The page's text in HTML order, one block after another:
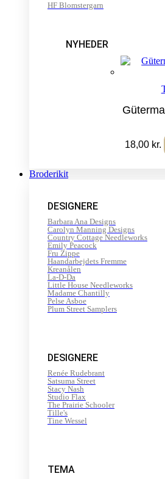
HF Blomstergarn
NYHEDER
18,00 kr.
Broderikit
DESIGNERE
Barbara Ana Designs
Carolyn Manning Designs
Country Cottage Needleworks
Emily Peacock
Fru Zippe
Haandarbejdets Fremme
Kreanålen
La-D-Da
Little House Needleworks
Madame Chantilly
Pelse Asboe
Plum Street Samplers
DESIGNERE
Renée Rudebrant
Satsuma Street
Stacy Nash
Studio Flax
The Prairie Schooler
Tille's
Tine Wessel
TEMA